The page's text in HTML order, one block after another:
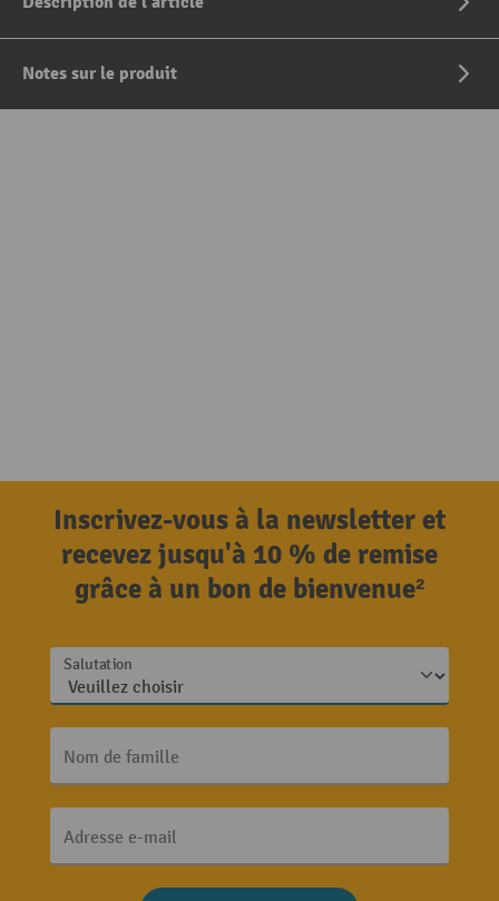
Notes sur le produit
Inscrivez-vous à la newsletter et
recevez jusqu'à 10 % de remise
grâce à un bon de bienvenue²
Salutation
Nom de famille
Adresse e-mail